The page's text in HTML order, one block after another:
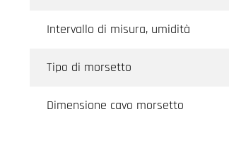
Intervallo di misura, umidità
Tipo di morsetto
Dimensione cavo morsetto